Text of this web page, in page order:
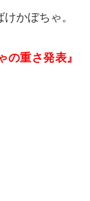
かぼちゃ。
の重さ発表』